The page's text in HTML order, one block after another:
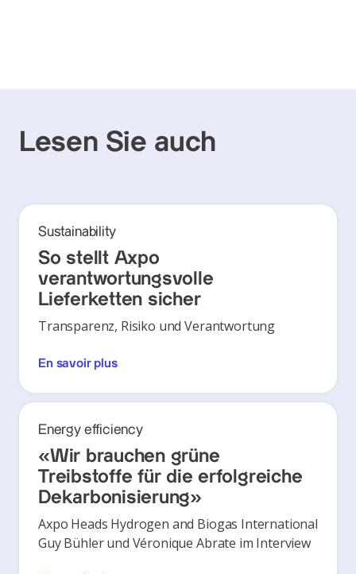
Lesen Sie auch
Sustainability
So stellt Axpo
verantwortungsvolle
Lieferketten sicher
Transparenz, Risiko und Verantwortung
En savoir plus
Energy efficiency
«Wir brauchen grüne
Treibstoffe für die erfolgreiche
Dekarbonisierung»
Axpo Heads Hydrogen and Biogas International
Guy Bühler und Véronique Abrate im Interview